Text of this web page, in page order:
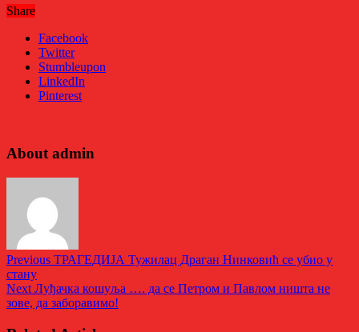
Share
Facebook
Twitter
Stumbleupon
LinkedIn
Pinterest
About admin
Previous ТРАГЕДИЈА Тужилац Драган Нинковић се убио у
стану
Next Луђачка кошуља …. да се Петром и Павлом ништа не
зове, да заборавимо!